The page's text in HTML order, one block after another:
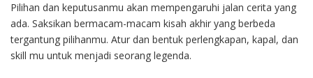
Pilihan dan keputusanmu akan mempengaruhi jalan cerita yang
ada. Saksikan bermacam-macam kisah akhir yang berbeda
tergantung pilihanmu. Atur dan bentuk perlengkapan, kapal, dan
skill mu untuk menjadi seorang legenda.